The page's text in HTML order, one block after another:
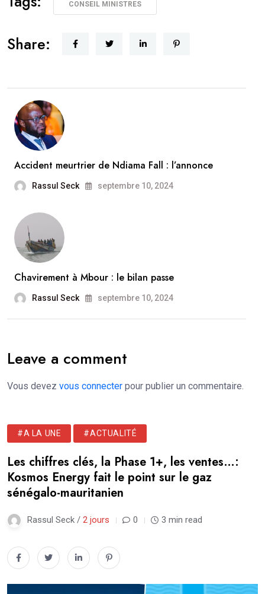
CONSEIL MINISTRES
Share:
Accident meurtrier de Ndiama Fall : l’annonce
Rassul Seck septembre 10, 2024
Chavirement à Mbour : le bilan passe
Rassul Seck septembre 10, 2024
Leave a comment
Vous devez vous connecter pour publier un commentaire.
#A LA UNE #ACTUALITÉ
Les chiffres clés, la Phase 1+, les ventes…:
Kosmos Energy fait le point sur le gaz
sénégalo-mauritanien
Rassul Seck / 2 jours 0 3 min read